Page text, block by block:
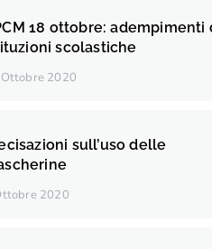
18 ottobre: adempimenti
scolastiche
2020
sull’uso delle
2020